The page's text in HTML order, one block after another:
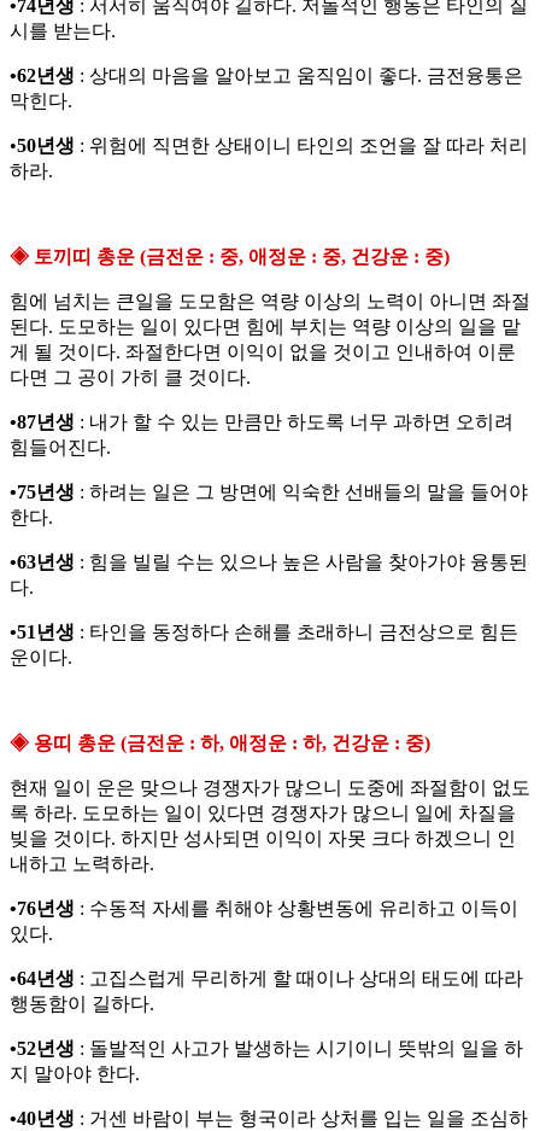
•74년생 : 서서히 움직여야 길하다. 저돌적인 행동은 타인의 질
시를 받는다.
•62년생 : 상대의 마음을 알아보고 움직임이 좋다. 금전융통은
막힌다.
•50년생 : 위험에 직면한 상태이니 타인의 조언을 잘 따라 처리
하라.
◈ 토끼띠 총운 (금전운 : 중, 애정운 : 중, 건강운 : 중)
힘에 넘치는 큰일을 도모함은 역량 이상의 노력이 아니면 좌절
된다. 도모하는 일이 있다면 힘에 부치는 역량 이상의 일을 맡
게 될 것이다. 좌절한다면 이익이 없을 것이고 인내하여 이룬
다면 그 공이 가히 클 것이다.
•87년생 : 내가 할 수 있는 만큼만 하도록 너무 과하면 오히려
힘들어진다.
•75년생 : 하려는 일은 그 방면에 익숙한 선배들의 말을 들어야
한다.
•63년생 : 힘을 빌릴 수는 있으나 높은 사람을 찾아가야 융통된
다.
•51년생 : 타인을 동정하다 손해를 초래하니 금전상으로 힘든
운이다.
◈ 용띠 총운 (금전운 : 하, 애정운 : 하, 건강운 : 중)
현재 일이 운은 맞으나 경쟁자가 많으니 도중에 좌절함이 없도
록 하라. 도모하는 일이 있다면 경쟁자가 많으니 일에 차질을
빚을 것이다. 하지만 성사되면 이익이 자못 크다 하겠으니 인
내하고 노력하라.
•76년생 : 수동적 자세를 취해야 상황변동에 유리하고 이득이
있다.
•64년생 : 고집스럽게 무리하게 할 때이나 상대의 태도에 따라
행동함이 길하다.
•52년생 : 돌발적인 사고가 발생하는 시기이니 뜻밖의 일을 하
지 말아야 한다.
•40년생 : 거센 바람이 부는 형국이라 상처를 입는 일을 조심하